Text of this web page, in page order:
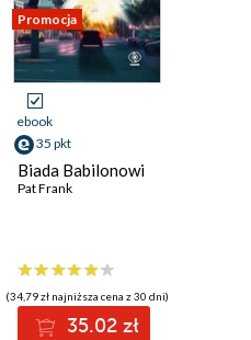
Promocja
ebook
35 pkt
Biada Babilonowi
Pat Frank
(34,79 zł najniższa cena z 30 dni)
35.02 zł